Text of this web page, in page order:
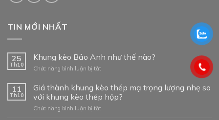
TIN MỚI NHẤT
25
Th10
Khung kèo Bảo Anh như thế nào?
Chức năng bình luận bị tắtở
kèo
Bảo
Anh
như
11
Th10
Giá thành khung kèo thép mạ trọng lượng nhẹ so
với khung kèo thép hộp?
Chức năng bình luận bị tắtở